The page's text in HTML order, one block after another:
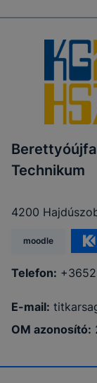
Technikum
4200
moodle
Telefon:
E-mail:
OM azonosító: